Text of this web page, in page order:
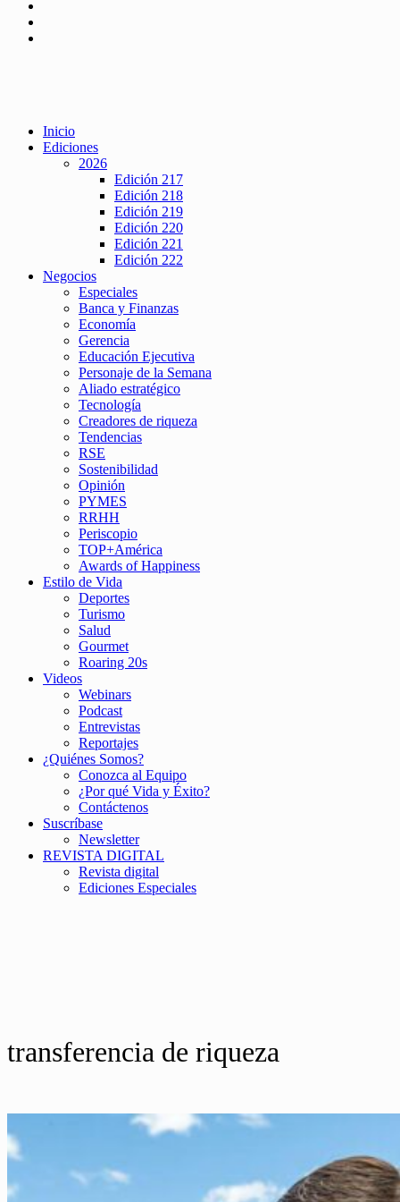
Inicio
Ediciones
2026
Edición 217
Edición 218
Edición 219
Edición 220
Edición 221
Edición 222
Negocios
Especiales
Banca y Finanzas
Economía
Gerencia
Educación Ejecutiva
Personaje de la Semana
Aliado estratégico
Tecnología
Creadores de riqueza
Tendencias
RSE
Sostenibilidad
Opinión
PYMES
RRHH
Periscopio
TOP+América
Awards of Happiness
Estilo de Vida
Deportes
Turismo
Salud
Gourmet
Roaring 20s
Videos
Webinars
Podcast
Entrevistas
Reportajes
¿Quiénes Somos?
Conozca al Equipo
¿Por qué Vida y Éxito?
Contáctenos
Suscríbase
Newsletter
REVISTA DIGITAL
Revista digital
Ediciones Especiales
transferencia de riqueza